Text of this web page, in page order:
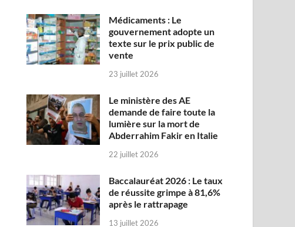
Médicaments : Le
gouvernement adopte un
texte sur le prix public de
vente
23 juillet 2026
Le ministère des AE
demande de faire toute la
lumière sur la mort de
Abderrahim Fakir en Italie
22 juillet 2026
Baccalauréat 2026 : Le taux
de réussite grimpe à 81,6%
après le rattrapage
13 juillet 2026